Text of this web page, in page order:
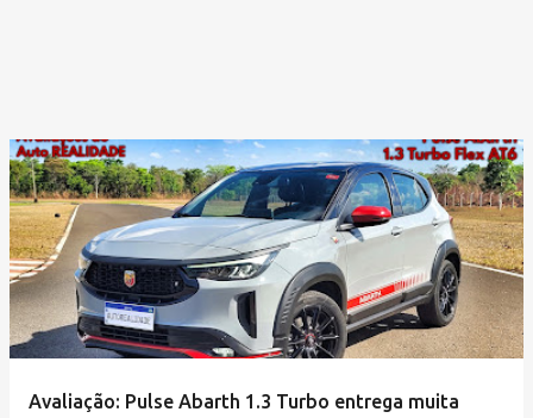
Avaliação: Pulse Abarth 1.3 Turbo entrega muita